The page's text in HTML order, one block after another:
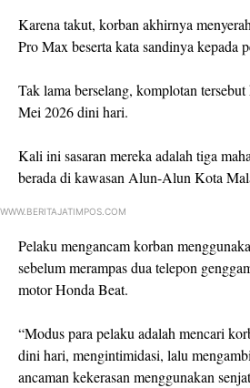
Karena takut, korban akhirnya
Pro Max beserta kata sandinya kepada
Tak lama berselang, komplotan
Mei 2026 dini hari.
Kali ini sasaran mereka adalah tiga
berada di kawasan Alun-Alun Kota
WWW.BERITAJATIMPOS.COM
Pelaku mengancam korban
sebelum merampas dua telepon
motor Honda Beat.
“Modus para pelaku adalah mencari
dini hari, mengintimidasi, lalu
ancaman kekerasan menggunakan